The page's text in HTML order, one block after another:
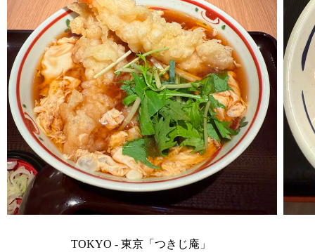
TOKYO - 東京「つきじ庵」